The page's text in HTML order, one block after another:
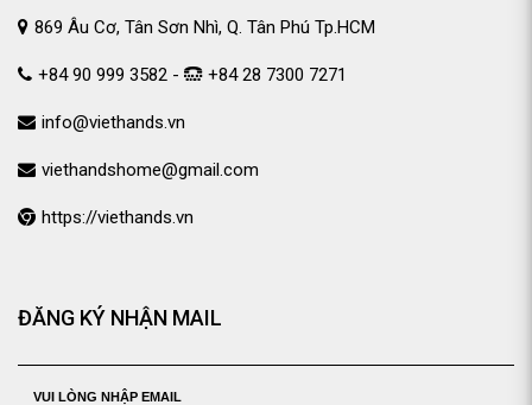
869 Âu Cơ, Tân Sơn Nhì, Q. Tân Phú Tp.HCM
+84 90 999 3582 - +84 28 7300 7271
info@viethands.vn
viethandshome@gmail.com
https://viethands.vn
ĐĂNG KÝ NHẬN MAIL
VUI LÒNG NHẬP EMAIL